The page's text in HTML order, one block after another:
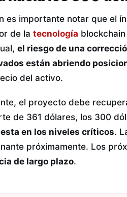
es importante notar que el
de la tecnología
el riesgo de una
están abriendo
del activo.
el proyecto debe
de 361 dólares, los 300
en los niveles críticos.
próximamente. Los
de largo plazo.